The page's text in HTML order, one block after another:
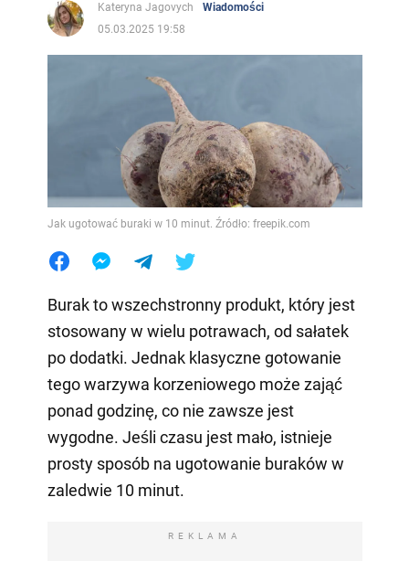
Kateryna Jagovych
Wiadomości
05.03.2025 19:58
Jak ugotować buraki w 10 minut. Źródło: freepik.com
Burak to wszechstronny produkt, który jest
stosowany w wielu potrawach, od sałatek
po dodatki. Jednak klasyczne gotowanie
tego warzywa korzeniowego może zająć
ponad godzinę, co nie zawsze jest
wygodne. Jeśli czasu jest mało, istnieje
prosty sposób na ugotowanie buraków w
zaledwie 10 minut.
REKLAMA